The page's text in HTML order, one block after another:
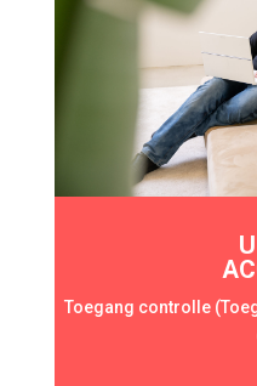
Toegang controlle